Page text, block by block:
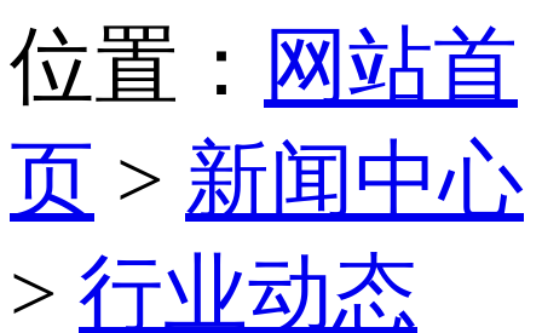
位置： 网站首
页 > 新闻中心
> 行业动态